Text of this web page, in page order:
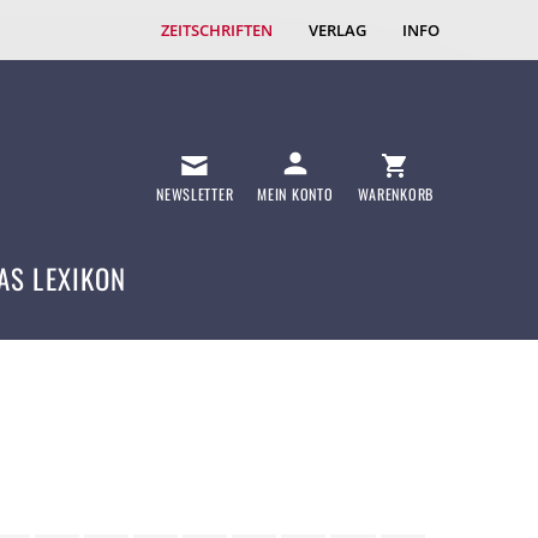
ZEITSCHRIFTEN VERLAG INFO
NEWSLETTER MEIN KONTO WARENKORB
LEXIKON